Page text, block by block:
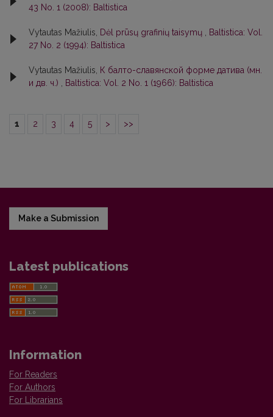
43 No. 1 (2008): Baltistica
Vytautas Mažiulis, Dėl prūsų grafinių taisymų
Baltistica: Vol.
27 No. 2 (1994): Baltistica
Vytautas Mažiulis,
К балто-славянской форме датива (мн.
и дв. ч.)
Baltistica: Vol. 2 No. 1 (1966): Baltistica
1 2 3 4 5 > >>
Make a Submission
Latest publications
Information
For Readers
For Authors
For Librarians